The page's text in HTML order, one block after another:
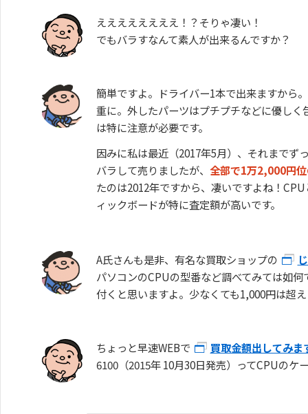
ええええええええ！？そりゃ凄い！
でもバラすなんて素人が出来るんですか？
簡単ですよ。ドライバー1本で出来ますから
重に。外したパーツはプチプチなどに優しく
は特に注意が必要です。
因みに私は最近（2017年5月）、それまでず
バラして売りましたが、 全部で1万2,000円
たのは2012年ですから、凄いですよね！
ィックボードが特に査定額が高いです。
A氏さんも是非、有名な買取ショップの
パソコンのCPUの型番など調べてみては如
付くと思いますよ。少なくても1,000円は超
ちょっと早速WEBで
買取金額出してみま
6100（2015年 10月30日発売）ってCPUの